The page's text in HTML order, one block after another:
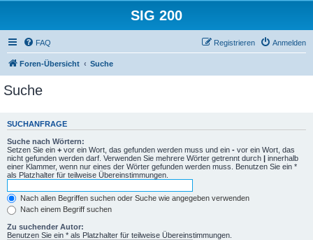
SIG 200
FAQ Anmelden
Registrieren
Foren-Übersicht Suche
Suche
SUCHANFRAGE
Suche nach Wörtern:
Setzen Sie ein + vor ein Wort, das gefunden werden muss und ein - vor ein Wort, das
nicht gefunden werden darf. Verwenden Sie mehrere Wörter getrennt durch | innerhalb
einer Klammer, wenn nur eines der Wörter gefunden werden muss. Benutzen Sie ein *
als Platzhalter für teilweise Übereinstimmungen.
Nach allen Begriffen suchen oder Suche wie angegeben verwenden
Nach einem Begriff suchen
Zu suchender Autor:
Benutzen Sie ein * als Platzhalter für teilweise Übereinstimmungen.